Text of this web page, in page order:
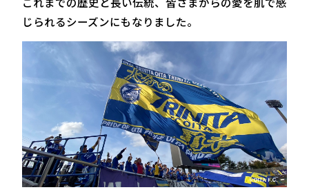
じられるシーズンにもなりました。